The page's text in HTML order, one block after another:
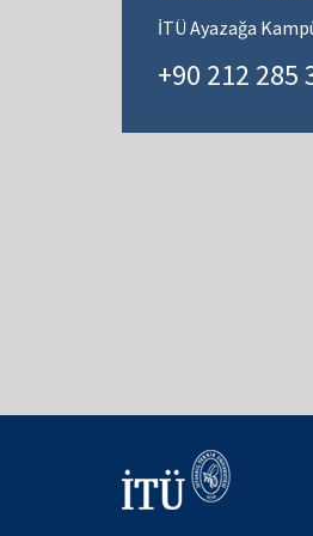
İTÜ Ayazağa
+90 212 285